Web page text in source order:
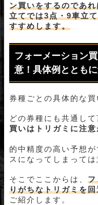
ン買いをするのであ
立てでは3点・9車立
すすめします。
フォーメーション
意！具体例とともに
券種ごとの具体的な
どの券種にも共通して
買いはトリガミに注意
的中精度の高い予想
スになってしまっては
そこでここからは、 フ
りがちなトリガミを
ご紹介します。